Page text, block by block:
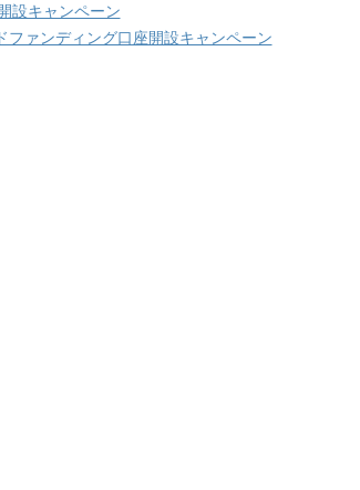
設キャンペーン
ファンディング口座開設キャンペーン